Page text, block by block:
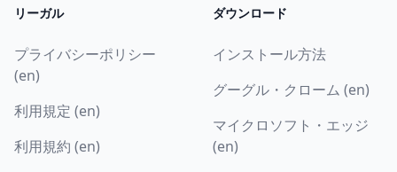
リーガル
プライバシーポリシー
(en)
利用規定 (en)
利用規約 (en)
ダウンロード
インストール方法
グーグル・クローム (en)
マイクロソフト・エッジ
(en)